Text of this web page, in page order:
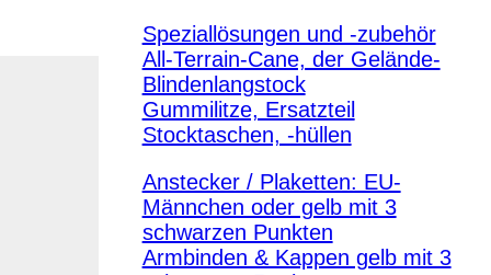
Speziallösungen und -zubehör
All-Terrain-Cane, der Gelände-
Blindenlangstock
Gummilitze, Ersatzteil
Stocktaschen, -hüllen
Anstecker / Plaketten: EU-
Männchen oder gelb mit 3
schwarzen Punkten
Armbinden & Kappen gelb mit 3